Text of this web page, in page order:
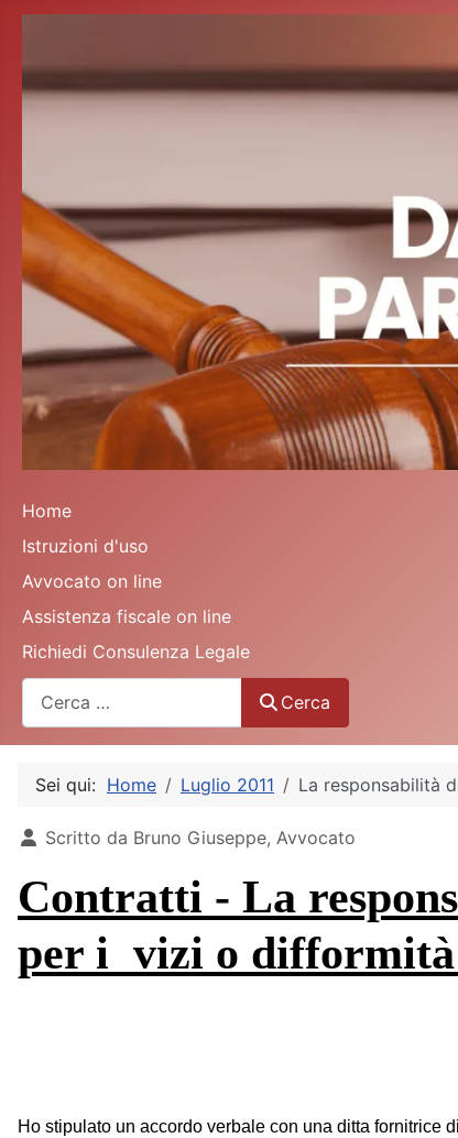
Home
Istruzioni d'uso
Avvocato on line
Assistenza fiscale on line
Richiedi Consulenza Legale
Cerca
Sei qui: Home Luglio 2011 La responsabilità
Dettagli
Scritto da Bruno Giuseppe, Avvocato
Contratti - La
per i vizi o
Ho stipulato un accordo verbale con una ditta fornitrice